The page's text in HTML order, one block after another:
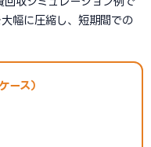
幅に圧縮し、短期間での
ース）